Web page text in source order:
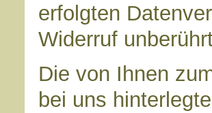
erfolgten
Widerruf
Die von Ihnen
bei uns